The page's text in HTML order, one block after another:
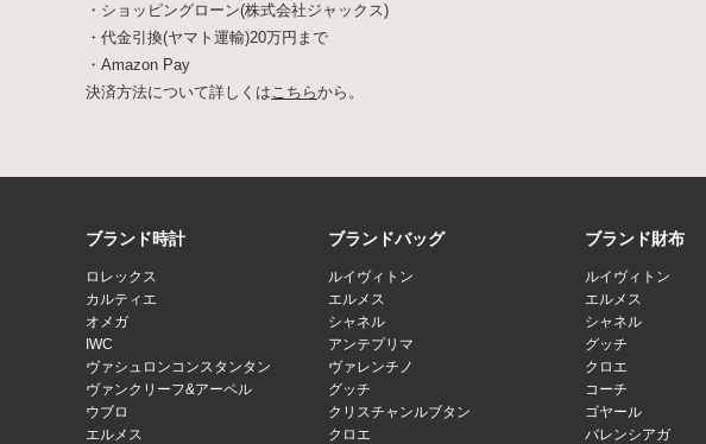
・ショッピングローン(株式会社ジャックス)
・代金引換(ヤマト運輸)20万円まで
・Amazon Pay
決済方法について詳しくはこちらから。
ブランド時計
ロレックス
カルティエ
オメガ
IWC
ヴァシュロンコンスタンタン
ヴァンクリーフ&アーペル
ウブロ
エルメス
ブランドバッグ
ルイヴィトン
エルメス
シャネル
アンテプリマ
ヴァレンチノ
グッチ
クリスチャンルブタン
クロエ
ブランド財布
ルイヴィトン
エルメス
シャネル
グッチ
クロエ
コーチ
ゴヤール
バレンシアガ